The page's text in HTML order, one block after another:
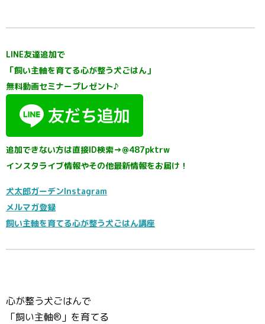
LINE友達追加で
「飼い主軸を育てる心が整う犬ごはん」
無料動画セミナープレゼント♪
追加できない方は直接ID検索→@487pktrw
インスタライブ情報やその他最新情報をお届け！
犬太郎ガーデンInstagram
メルマガ登録
飼い主軸を育てる心が整う犬ごはん講座
心が整う犬ごはんで
「飼い主軸®️」を育てる